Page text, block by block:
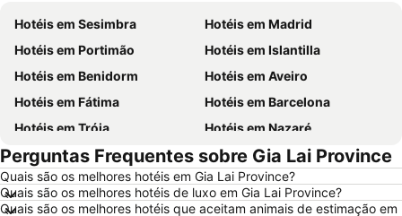
Hotéis em Sesimbra
Hotéis em Madrid
Hotéis em Portimão
Hotéis em Islantilla
Hotéis em Benidorm
Hotéis em Aveiro
Hotéis em Fátima
Hotéis em Barcelona
Hotéis em Tróia
Hotéis em Nazaré
Hotéis em Évora
Hotéis em Peniche
Hotéis em Porto Santo
Hotéis em Isla Canela
Hotéis em Sangenjo
Hotéis em Vila Nova de Milfontes
Perguntas Frequentes sobre Gia Lai Province
Quais são os melhores hotéis em Gia Lai Province?
Quais são os melhores hotéis de luxo em Gia Lai Province?
Quais são os melhores hotéis que aceitam animais de estimação em